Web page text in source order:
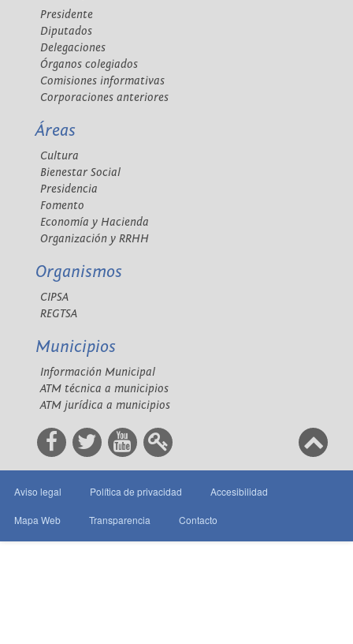
Presidente
Diputados
Delegaciones
Órganos colegiados
Comisiones informativas
Corporaciones anteriores
Áreas
Cultura
Bienestar Social
Presidencia
Fomento
Economía y Hacienda
Organización y RRHH
Organismos
CIPSA
REGTSA
Municipios
Información Municipal
ATM técnica a municipios
ATM jurídica a municipios
Aviso legal Política de privacidad Accesibilidad
Mapa Web Transparencia Contacto